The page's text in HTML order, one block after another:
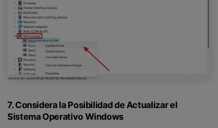
7. Considera la Posibilidad de Actualizar el
Sistema Operativo Windows